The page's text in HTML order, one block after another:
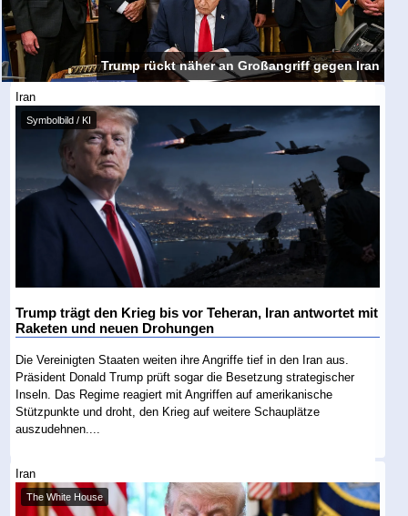
Trump rückt näher an Großangriff gegen Iran
Iran
Symbolbild / KI
Trump trägt den Krieg bis vor Teheran, Iran antwortet mit
Raketen und neuen Drohungen
Die Vereinigten Staaten weiten ihre Angriffe tief in den Iran aus.
Präsident Donald Trump prüft sogar die Besetzung strategischer
Inseln. Das Regime reagiert mit Angriffen auf amerikanische
Stützpunkte und droht, den Krieg auf weitere Schauplätze
auszudehnen....
Iran
The White House